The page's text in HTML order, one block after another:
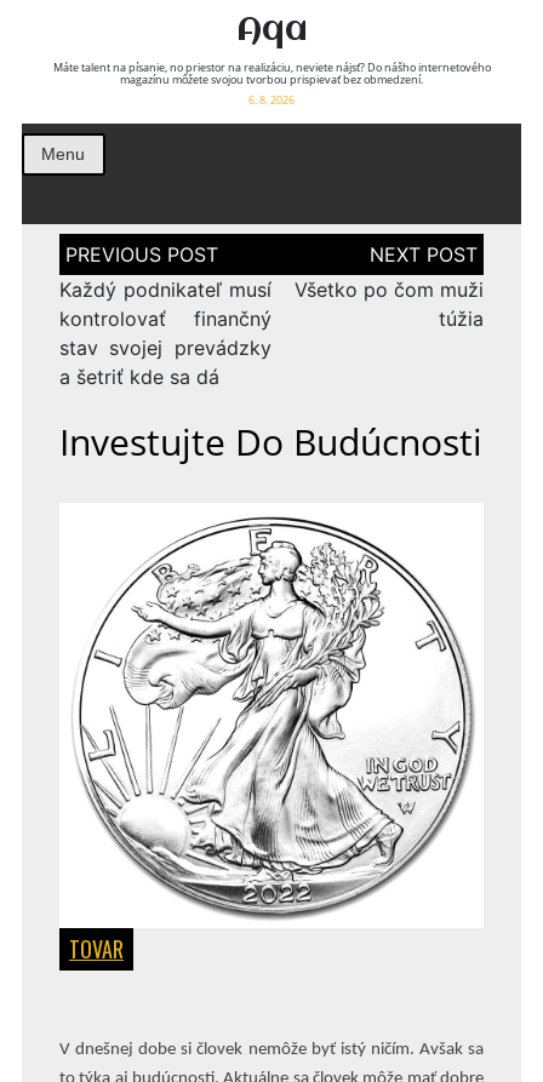
Aqa
Máte talent na písanie, no priestor na realizáciu, neviete nájsť? Do nášho internetového
magazínu môžete svojou tvorbou prispievať bez obmedzení.
6. 8. 2026
Menu
Navigace
pro
příspěvek
Každý podnikateľ musí
kontrolovať finančný
stav svojej prevádzky
a šetriť kde sa dá
Všetko po čom muži
túžia
Investujte Do Budúcnosti
TOVAR
V dnešnej dobe si človek nemôže byť istý ničím. Avšak sa